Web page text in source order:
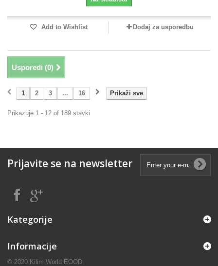
Add to Wishlist Dodaj za usporedbu
Usporedi (0)
Prikaži sve
1 2 3 ... 16
Prikazuje 1 - 12 of 189 stavki
Prijavite se na newsletter
Kategorije
Informacije
© 2020 Kilim World EOOD